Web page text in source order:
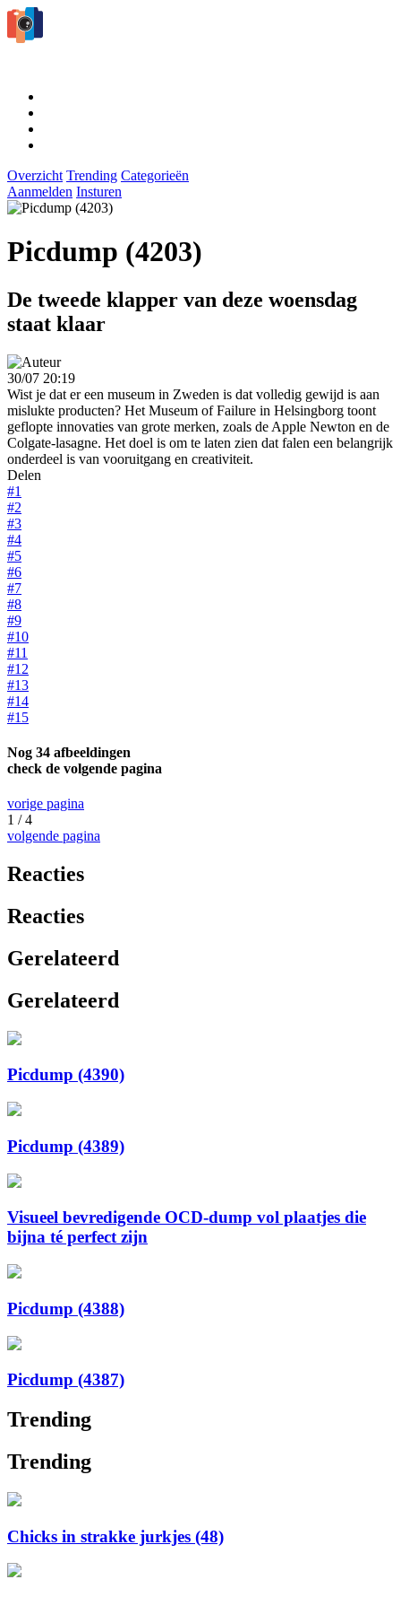
Overzicht Trending Categorieën
Aanmelden Insturen
Picdump (4203)
De tweede klapper van deze woensdag
staat klaar
30/07 20:19
Wist je dat er een museum in Zweden is dat volledig gewijd is aan
mislukte producten? Het Museum of Failure in Helsingborg toont
geflopte innovaties van grote merken, zoals de Apple Newton en de
Colgate-lasagne. Het doel is om te laten zien dat falen een belangrijk
onderdeel is van vooruitgang en creativiteit.
Delen
#1
#2
#3
#4
#5
#6
#7
#8
#9
#10
#11
#12
#13
#14
#15
Nog 34 afbeeldingen
check de volgende pagina
vorige pagina
1 / 4
volgende pagina
Reacties
Reacties
Gerelateerd
Gerelateerd
Picdump (4390)
Picdump (4389)
Visueel bevredigende OCD-dump vol plaatjes die
bijna té perfect zijn
Picdump (4388)
Picdump (4387)
Trending
Trending
Chicks in strakke jurkjes (48)